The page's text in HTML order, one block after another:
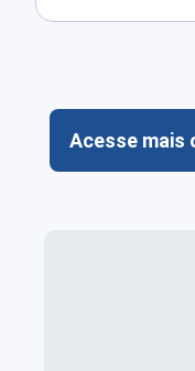
Acesse mais